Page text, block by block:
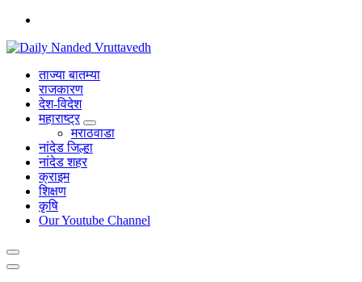
Skip
content
leading news portal of Nanded
ताज्या बातम्या
राजकारण
देश-विदेश
महाराष्ट्र
मराठवाडा
नांदेड जिल्हा
नांदेड शहर
क्राइम
शिक्षण
कृषि
Our Youtube Channel